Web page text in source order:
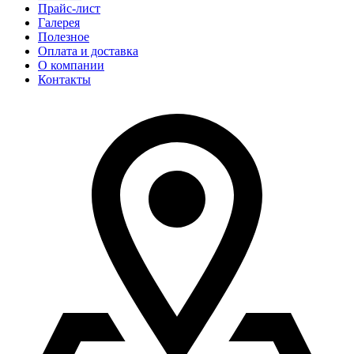
Прайс-лист
Галерея
Полезное
Оплата и доставка
О компании
Контакты